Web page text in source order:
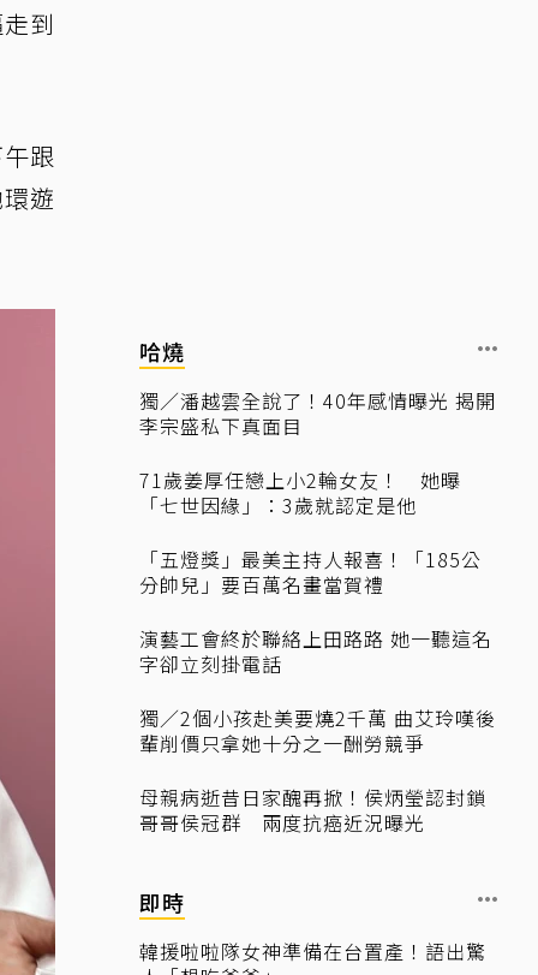
到
跟
遊
哈燒
獨／潘越雲全說了！40年感情曝光 揭開
李宗盛私下真面目
71歲姜厚任戀上小2輪女友！ 她曝
「七世因緣」：3歲就認定是他
「五燈獎」最美主持人報喜！「185公
分帥兒」要百萬名畫當賀禮
演藝工會終於聯絡上田路路 她一聽這名
字卻立刻掛電話
獨／2個小孩赴美要燒2千萬 曲艾玲嘆後
輩削價只拿她十分之一酬勞競爭
母親病逝昔日家醜再掀！侯炳瑩認封鎖
哥哥侯冠群 兩度抗癌近況曝光
即時
韓援啦啦隊女神準備在台置產！語出驚